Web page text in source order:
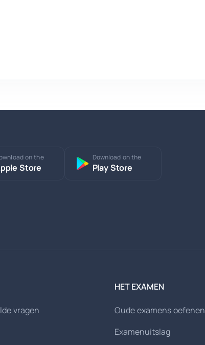
on the
Store
Download on the
Play Store
vragen
HET EXAMEN
Oude examens oefenen
Examenuitslag